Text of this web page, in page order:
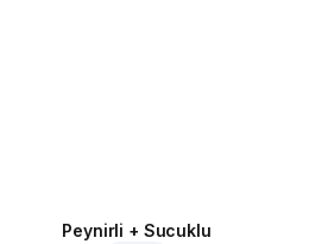
Peynirli + Sucuklu